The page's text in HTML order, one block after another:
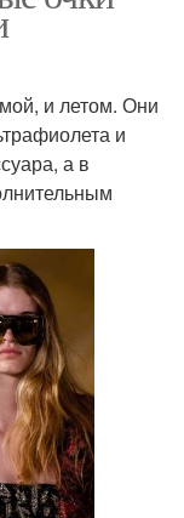
и летом. Они
и
а в